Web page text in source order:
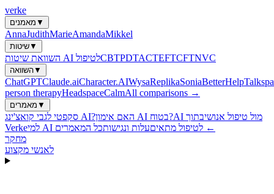
verke
מאמנים ▼
AnnaJudithMarieAmandaMikkel
שיטות▼
השוואת שיטות AI לטיפולCBTPDTACTEFTCFTNVC
השוואה▼
ChatGPTClaude.aiCharacter.AIWysaReplikaSoniaBetterHelp
person therapyHeadspaceCalmAll comparisons →
מאמרים ▼
סקפטי לגבי קואצ'ינג AI? האם אימון AI בטוח? AI מול טיפול אנושיבתוך
Verke
למי AI לטיפול מתאיםעלות ונגישות
כל המאמרים ←
מחקר
לאנשי מקצוע